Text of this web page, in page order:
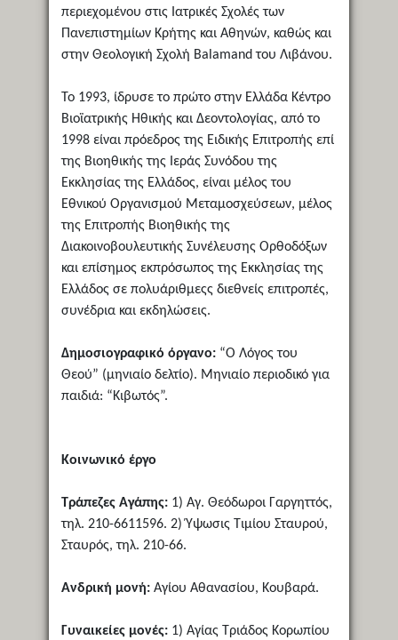
περιεχομένου στις Ιατρικές Σχολές των
Πανεπιστημίων Κρήτης και Αθηνών, καθώς και
στην Θεολογική Σχολή Balamand του Λιβάνου.
Το 1993, ίδρυσε το πρώτο στην Ελλάδα Κέντρο
Βιοϊατρικής Ηθικής και Δεοντολογίας, από το
1998 είναι πρόεδρος της Ειδικής Επιτροπής επί
της Βιοηθικής της Ιεράς Συνόδου της
Εκκλησίας της Ελλάδος, είναι μέλος του
Εθνικού Οργανισμού Μεταμοσχεύσεων, μέλος
της Επιτροπής Βιοηθικής της
Διακοινοβουλευτικής Συνέλευσης Ορθοδόξων
και επίσημος εκπρόσωπος της Εκκλησίας της
Ελλάδος σε πολυάριθμεςς διεθνείς επιτροπές,
συνέδρια και εκδηλώσεις.
Δημοσιογραφικό όργανο:“Ο Λόγος του
Θεού” (μηνιαίο δελτίο). Μηνιαίο περιοδικό για
παιδιά: “Κιβωτός”.
Κοινωνικό έργο
Τράπεζες Αγάπης:1) Αγ. Θεόδωροι Γαργηττός,
τηλ. 210-6611596. 2) Ύψωσις Τιμίου Σταυρού,
Σταυρός, τηλ. 210-66.
Ανδρική μονή:Αγίου Αθανασίου, Κουβαρά.
Γυναικείες μονές:1) Αγίας Τριάδος Κορωπίου